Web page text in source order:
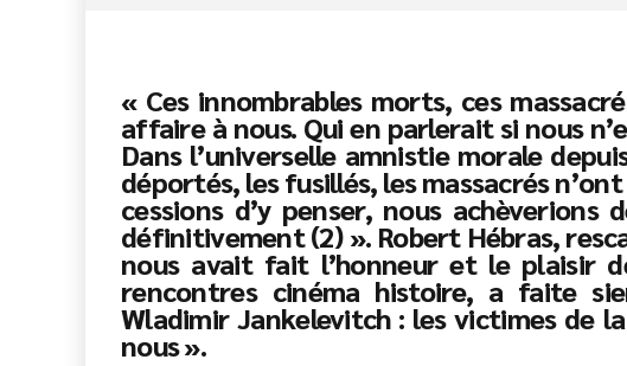
« Ces innombrables morts, ces
affaire à nous. Qui en parlerait si nous
Dans l’universelle amnistie morale
déportés, les fusillés, les massacrés
cessions d’y penser, nous
définitivement (2) ». Robert Hébras,
nous avait fait l’honneur et le plaisir
rencontres cinéma histoire, a faite
Wladimir Jankelevitch : les victimes de
nous ».